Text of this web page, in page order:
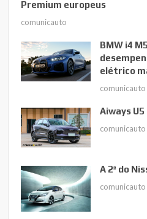
Premium europeus
comunicauto
BMW i4
elétrico
comunicauto
Aiways U5
comunicauto
A 2ª do
comunicauto